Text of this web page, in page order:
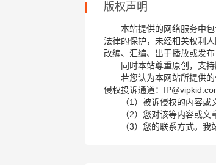
版权声明
本站提供的网络服务中
法律的保护，未经相关权利
改编、汇编、出于播放或发
同时本站尊重原创，支
若您认为本网站所提供
侵权投诉通道：
（1）被诉侵权的内容或
（2）您对该等内容或文
（3）您的联系方式。